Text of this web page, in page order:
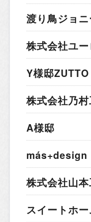
渡り鳥ジョニ
株式会社ユ
Y様邸
株式会社乃
A様邸
株式会社山
スイートホ